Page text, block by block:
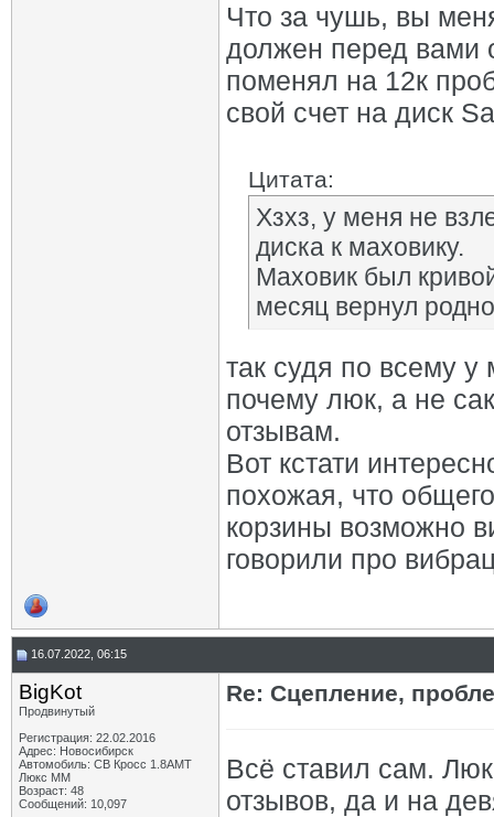
Что за чушь, вы
должен перед вами
поменял на 12к
свой счет на диск
Цитата:
Хзхз, у меня не
диска к маховику.
Маховик был
месяц вернул
так судя по всему
почему люк, а не
отзывам.
Вот кстати
похожая, что
корзины возможно
говорили про
16.07.2022, 06:15
BigKot
Продвинутый
Регистрация: 22.02.2016
Адрес: Новосибирск
Автомобиль: СВ Кросс 1.8АМТ
Люкс ММ
Возраст: 48
Сообщений: 10,097
Re: Сцепление,
Всё ставил сам.
отзывов, да и на